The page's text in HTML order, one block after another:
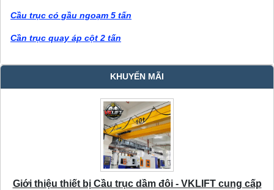
Cầu trục có gầu ngoạm 5 tấn
Cần trục quay áp cột 2 tấn
KHUYẾN MÃI
Giới thiệu thiết bị Cầu trục dầm đôi - VKLIFT cung cấp